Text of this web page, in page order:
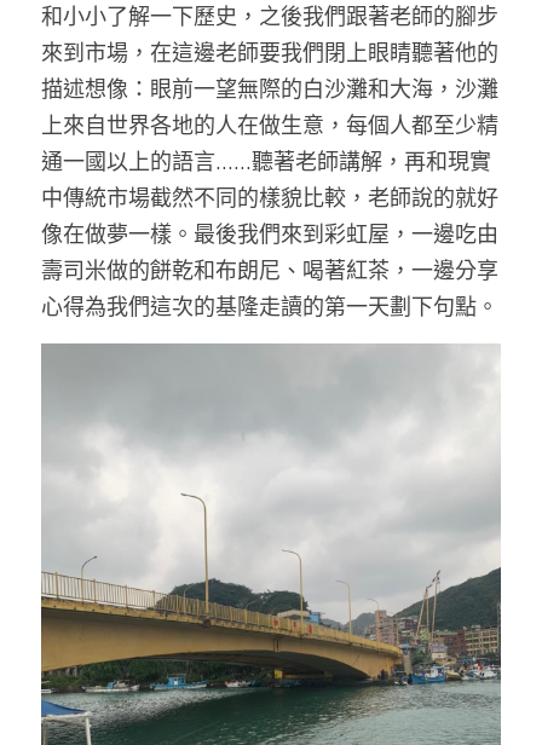
和小小了解一下歷史，之後我們跟著老師的腳步
來到市場，在這邊老師要我們閉上眼睛聽著他的
描述想像：眼前一望無際的白沙灘和大海，沙灘
上來自世界各地的人在做生意，每個人都至少精
通一國以上的語言……聽著老師講解，再和現實
中傳統市場截然不同的樣貌比較，老師說的就好
像在做夢一樣。最後我們來到彩虹屋，一邊吃由
壽司米做的餅乾和布朗尼、喝著紅茶，一邊分享
心得為我們這次的基隆走讀的第一天劃下句點。